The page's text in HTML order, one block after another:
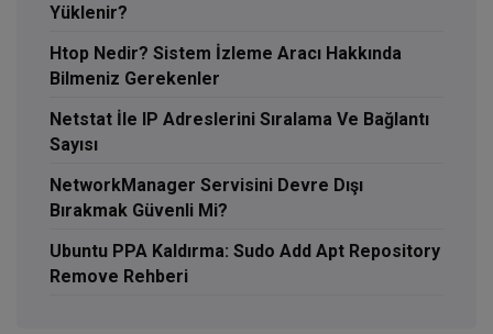
Yüklenir?
Htop Nedir? Sistem İzleme Aracı Hakkında
Bilmeniz Gerekenler
Netstat İle IP Adreslerini Sıralama Ve Bağlantı
Sayısı
NetworkManager Servisini Devre Dışı
Bırakmak Güvenli Mi?
Ubuntu PPA Kaldırma: Sudo Add Apt Repository
Remove Rehberi